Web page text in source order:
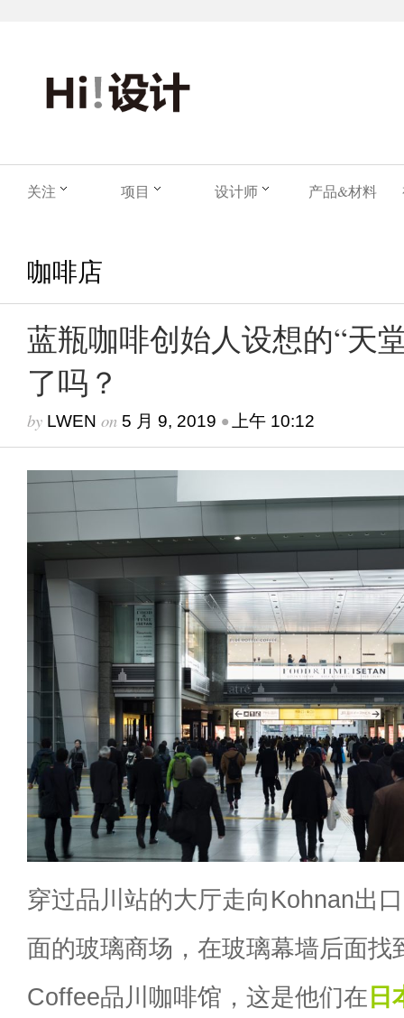
关注 项目 设计师 产品&材料
咖啡店
蓝瓶咖啡创始人设想的“天
了吗？
by LWEN on 5 月 9, 2019 • 上午 10:12
穿过品川站的大厅走向Kohnan出
面的玻璃商场，在玻璃幕墙后面找
Coffee品川咖啡馆，这是他们在 日